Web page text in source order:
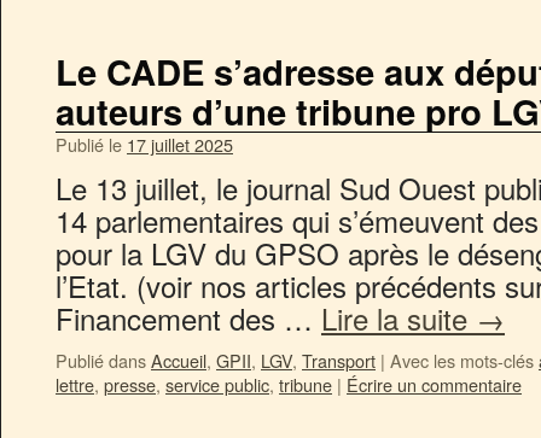
Le CADE s’adresse aux
auteurs d’une tribune pro
Publié le 17 juillet 2025
Le 13 juillet, le journal Sud Ouest
14 parlementaires qui s’émeuvent
pour la LGV du GPSO après le
l’Etat. (voir nos articles précédents
Financement des … Lire la suite →
Publié dansAccueil, GPII, LGV, Transport | Avec les mots-clés
lettre, presse, service public, tribune | Écrire un commentaire